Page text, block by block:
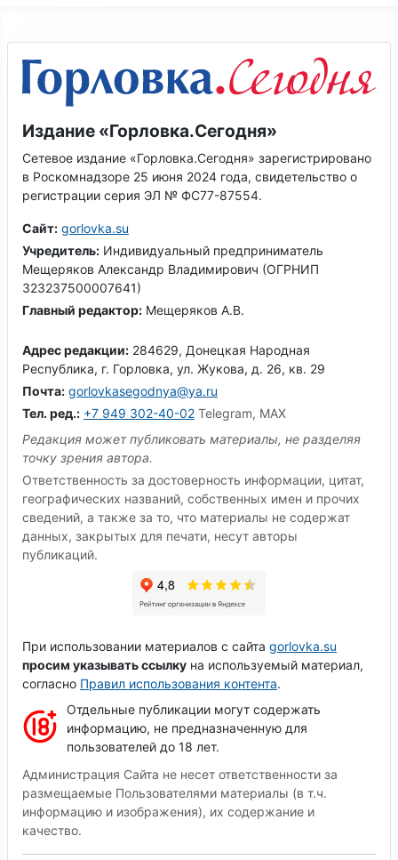
Издание «Горловка.Сегодня»
Сетевое издание «Горловка.Сегодня» зарегистрировано
в Роскомнадзоре 25 июня 2024 года, свидетельство о
регистрации серия ЭЛ № ФС77-87554.
Сайт: gorlovka.su
Учредитель: Индивидуальный предприниматель
Мещеряков Александр Владимирович (ОГРНИП
323237500007641)
Главный редактор: Мещеряков А.В.
Адрес редакции: 284629, Донецкая Народная
Республика, г. Горловка, ул. Жукова, д. 26, кв. 29
Почта: gorlovkasegodnya@ya.ru
Тел. ред.: +7 949 302-40-02 Telegram, MAX
Редакция может публиковать материалы, не разделяя
точку зрения автора.
Ответственность за достоверность информации, цитат,
географических названий, собственных имен и прочих
сведений, а также за то, что материалы не содержат
данных, закрытых для печати, несут авторы
публикаций.
При использовании материалов с сайта gorlovka.su
просим указывать ссылку на используемый материал,
согласно Правил использования контента.
Отдельные публикации могут содержать
информацию, не предназначенную для
пользователей до 18 лет.
Администрация Сайта не несет ответственности за
размещаемые Пользователями материалы (в т.ч.
информацию и изображения), их содержание и
качество.